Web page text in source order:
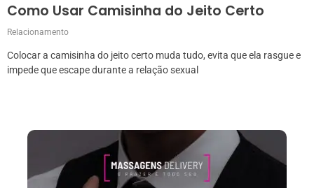
Como Usar Camisinha do Jeito Certo
Relacionamento
Colocar a camisinha do jeito certo muda tudo, evita que ela rasgue e
impede que escape durante a relação sexual